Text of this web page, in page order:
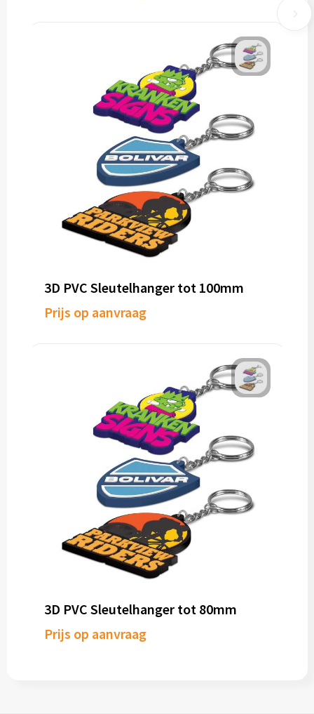
3D PVC Sleutelhanger tot 100mm
Prijs op aanvraag
3D PVC Sleutelhanger tot 80mm
Prijs op aanvraag